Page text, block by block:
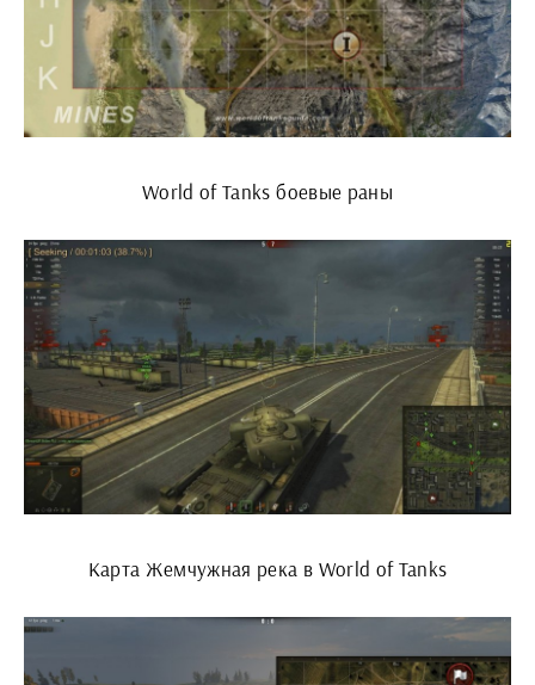
World of Tanks боевые раны
Карта Жемчужная река в World of Tanks